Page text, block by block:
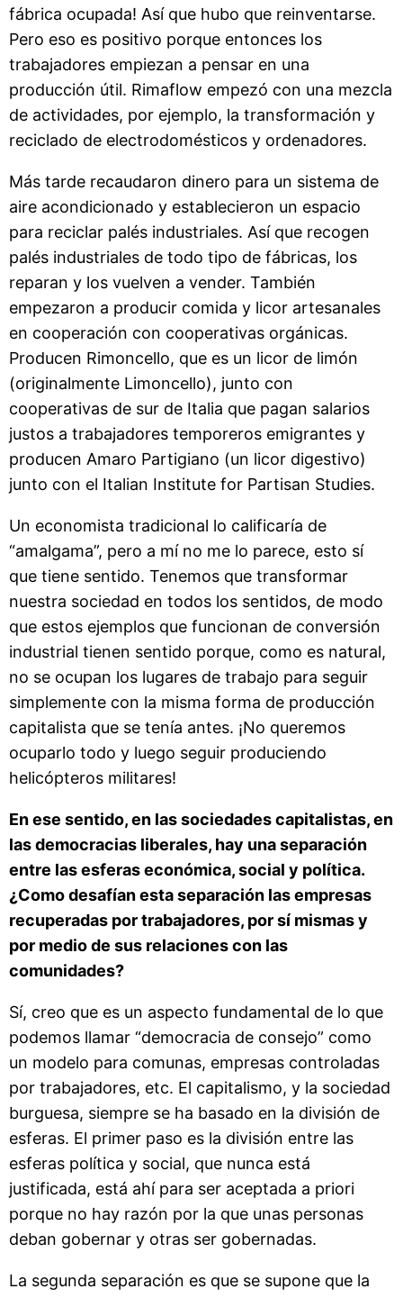
fábrica ocupada! Así que hubo que reinventarse.
Pero eso es positivo porque entonces los
trabajadores empiezan a pensar en una
producción útil. Rimaflow empezó con una mezcla
de actividades, por ejemplo, la transformación y
reciclado de electrodomésticos y ordenadores.
Más tarde recaudaron dinero para un sistema de
aire acondicionado y establecieron un espacio
para reciclar palés industriales. Así que recogen
palés industriales de todo tipo de fábricas, los
reparan y los vuelven a vender. También
empezaron a producir comida y licor artesanales
en cooperación con cooperativas orgánicas.
Producen Rimoncello, que es un licor de limón
(originalmente Limoncello), junto con
cooperativas de sur de Italia que pagan salarios
justos a trabajadores temporeros emigrantes y
producen Amaro Partigiano (un licor digestivo)
junto con el Italian Institute for Partisan Studies.
Un economista tradicional lo calificaría de
“amalgama”, pero a mí no me lo parece, esto sí
que tiene sentido. Tenemos que transformar
nuestra sociedad en todos los sentidos, de modo
que estos ejemplos que funcionan de conversión
industrial tienen sentido porque, como es natural,
no se ocupan los lugares de trabajo para seguir
simplemente con la misma forma de producción
capitalista que se tenía antes. ¡No queremos
ocuparlo todo y luego seguir produciendo
helicópteros militares!
En ese sentido, en las sociedades capitalistas, en
las democracias liberales, hay una separación
entre las esferas económica, social y política.
¿Como desafían esta separación las empresas
recuperadas por trabajadores, por sí mismas y
por medio de sus relaciones con las
comunidades?
Sí, creo que es un aspecto fundamental de lo que
podemos llamar “democracia de consejo” como
un modelo para comunas, empresas controladas
por trabajadores, etc. El capitalismo, y la sociedad
burguesa, siempre se ha basado en la división de
esferas. El primer paso es la división entre las
esferas política y social, que nunca está
justificada, está ahí para ser aceptada a priori
porque no hay razón por la que unas personas
deban gobernar y otras ser gobernadas.
La segunda separación es que se supone que la